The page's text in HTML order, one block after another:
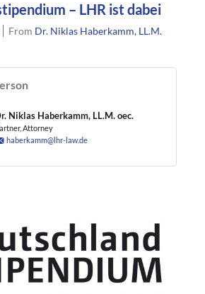
– LHR ist dabei
From Dr. Niklas Haberkamm, LL.M.
Niklas Haberkamm, LL.M. oec.
Attorney
haberkamm@lhr-law.de